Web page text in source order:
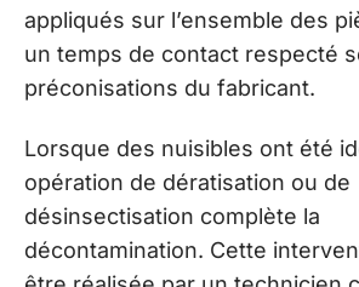
appliqués sur l’ensemble des
un temps de contact respecté
préconisations du fabricant.
Lorsque des nuisibles ont été
opération de dératisation ou de
désinsectisation complète la
décontamination. Cette